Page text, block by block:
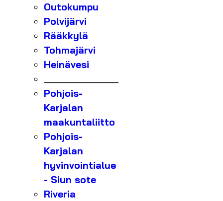
Outokumpu
Polvijärvi
Rääkkylä
Tohmajärvi
Heinävesi
Pohjois-
Karjalan
maakuntaliitto
Pohjois-
Karjalan
hyvinvointialue
- Siun sote
Riveria